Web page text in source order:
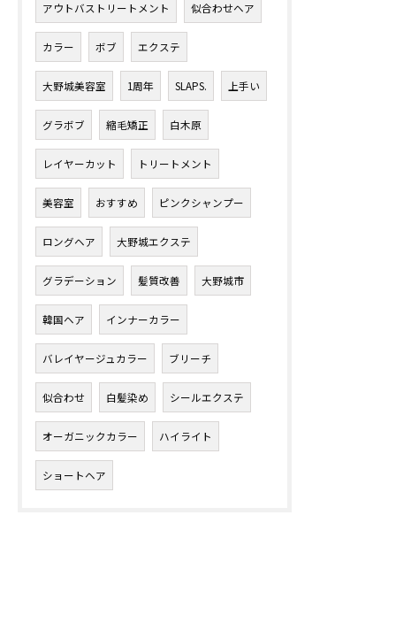
アウトバストリートメント 似合わせヘア
カラー ボブ エクステ
大野城美容室 1周年 SLAPS. 上手い
グラボブ 縮毛矯正 白木原
レイヤーカット トリートメント
美容室 おすすめ ピンクシャンプー
ロングヘア 大野城エクステ
グラデーション 髪質改善 大野城市
韓国ヘア インナーカラー
バレイヤージュカラー ブリーチ
似合わせ 白髪染め シールエクステ
オーガニックカラー ハイライト
ショートヘア